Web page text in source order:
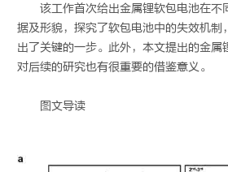
该工作首次给出金属锂软包电池在不
据及形貌，探究了软包电池中的失效机制
出了关键的一步。此外，本文提出的金属
对后续的研究也有很重要的借鉴意义。
图文导读